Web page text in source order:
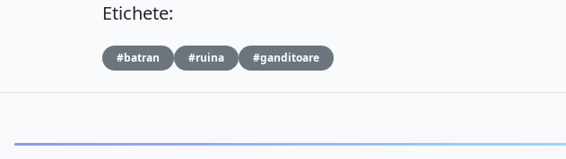
Etichete:
#batran #ruina #ganditoare